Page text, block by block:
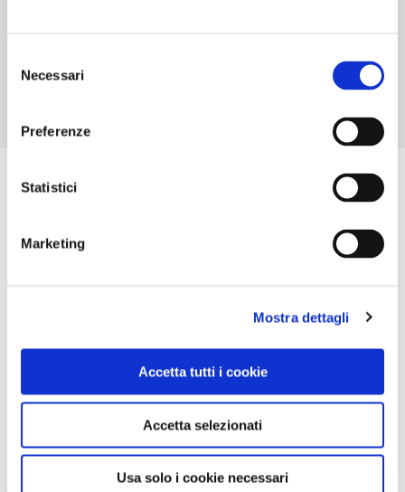
delNecessari
Preferenze
Statistici
Marketing
Mostra dettagli
Accetta tutti i cookie
Accetta selezionati
Usa solo i cookie necessari